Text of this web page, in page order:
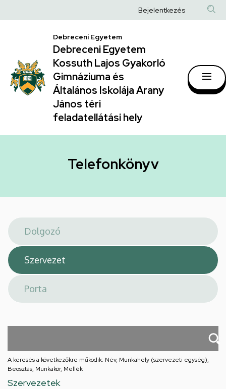
|
Debreceni
Egyetem
Kossuth
Lajos
Gyakorló
Általános
Arany
János
téri
feladatellátási
hely
a
Anonim
fiók
menüje
Bejelentkezés
Debreceni Egyetem
Debreceni Egyetem
Kossuth Lajos Gyakorló
Gimnáziuma és
Általános Iskolája Arany
János téri
feladatellátási hely
Telefonkönyv
A keresés a következőkre működik: Név, Munkahely (szervezeti egység),
Beosztás, Munkakör, Mellék
Szervezetek